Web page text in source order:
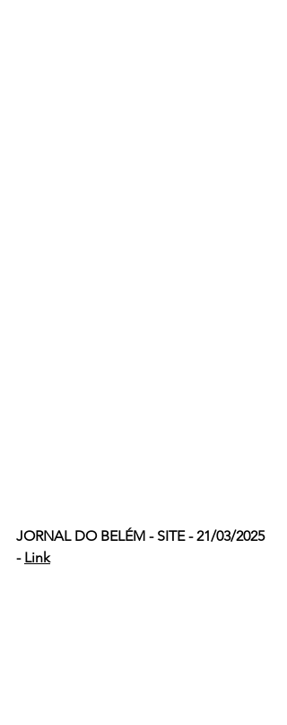
JORNAL DO BELÉM - SITE - 21/03/2025
- Link